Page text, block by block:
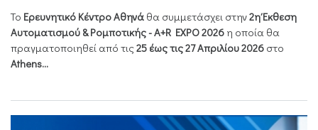
Το Ερευνητικό Κέντρο Αθηνά θα συμμετάσχει στην2η Έκθεση
Αυτοματισμού & Ρομποτικής - Α+R EXPO 2026 η οποία θα
πραγματοποιηθεί από τις25 έως τις 27 Απριλίου 2026 στο
Athens...